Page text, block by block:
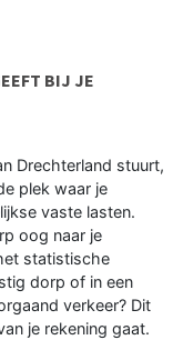
BIJ JE
Drechterland stuurt,
plek waar je
vaste lasten.
oog naar je
statistische
dorp of in een
verkeer? Dit
je rekening gaat.